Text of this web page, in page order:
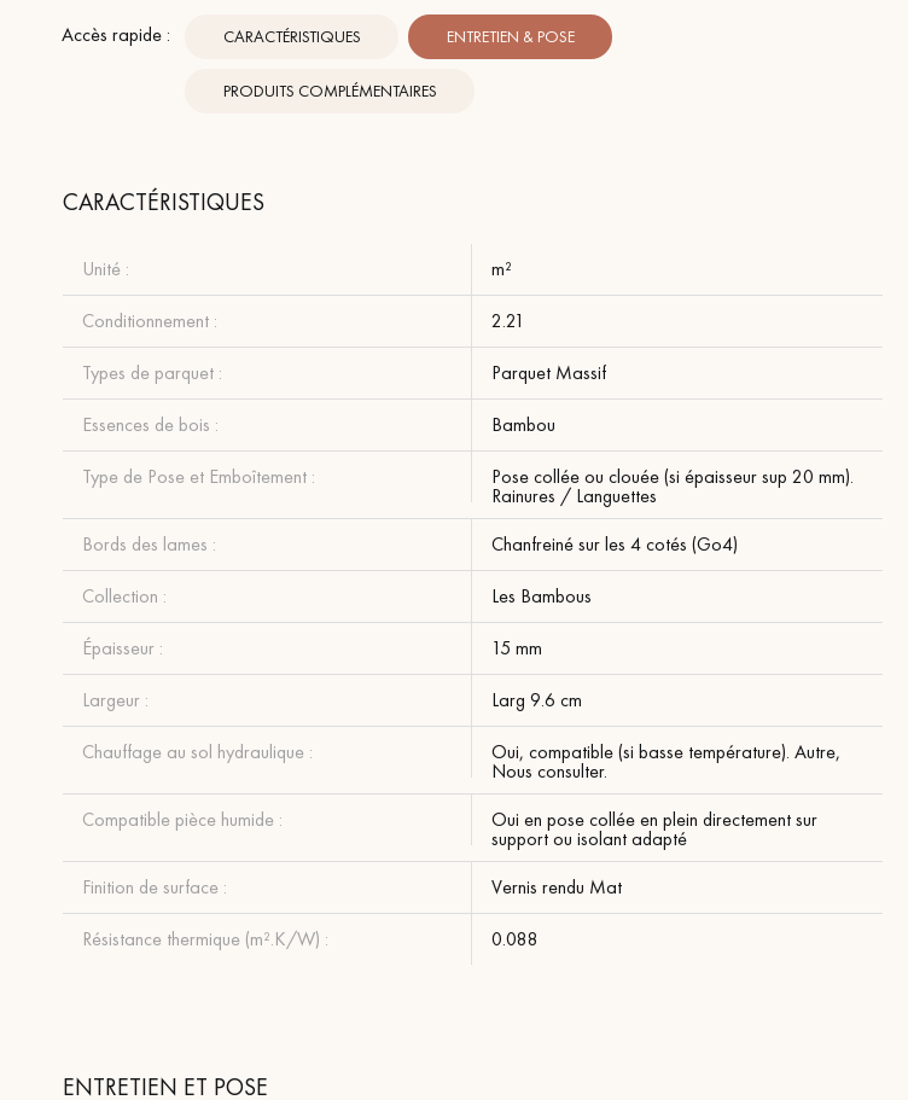
Accès rapide : CARACTÉRISTIQUES ENTRETIEN & POSE
PRODUITS COMPLÉMENTAIRES
CARACTÉRISTIQUES
Unité : m²
Conditionnement : 2.21
Types de parquet : Parquet Massif
Essences de bois : Bambou
Type de Pose et Emboîtement : Pose collée ou clouée (si épaisseur sup 20 mm).
Rainures / Languettes
Bords des lames :
Chanfreiné sur les 4 cotés (Go4)
Collection : Les Bambous
Épaisseur : 15 mm
Largeur : Larg 9.6 cm
Chauffage au sol hydraulique : Oui, compatible (si basse température). Autre,
Nous consulter.
Compatible pièce humide :
Oui en pose collée en plein directement sur
support ou isolant adapté
Finition de surface :
Vernis rendu Mat
Résistance thermique (m².K/W) : 0.088
ENTRETIEN ET POSE